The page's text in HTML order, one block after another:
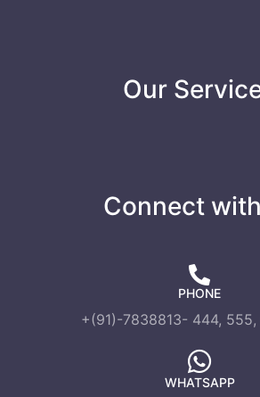
Our
Connect
PHONE
+(91)-7838813- 444, 555,
WHATSAPP